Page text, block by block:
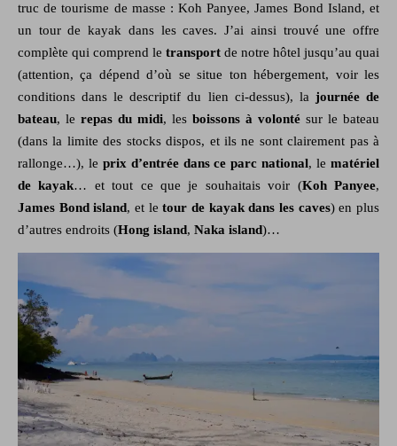
truc de tourisme de masse : Koh Panyee, James Bond Island, et
un tour de kayak dans les caves. J’ai ainsi trouvé une offre
complète qui comprend le transport de notre hôtel jusqu’au quai
(attention, ça dépend d’où se situe ton hébergement, voir les
conditions dans le descriptif du lien ci-dessus), la journée de
bateau, le repas du midi, les boissons à volonté sur le bateau
(dans la limite des stocks dispos, et ils ne sont clairement pas à
rallonge…), le prix d’entrée dans ce parc national, lematériel
de kayak… et tout ce que je souhaitais voir (Koh Panyee,
James Bond island, et letour de kayak dans les caves) en plus
d’autres endroits (Hong island, Naka island)…